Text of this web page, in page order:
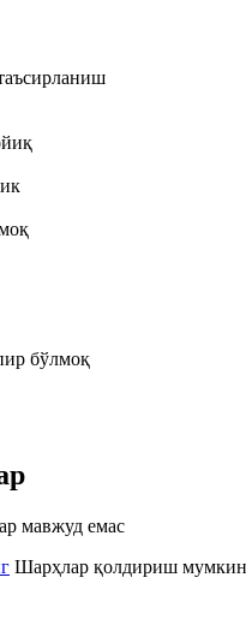
бўлмоқ
мавжуд емас
Шарҳлар қолдириш